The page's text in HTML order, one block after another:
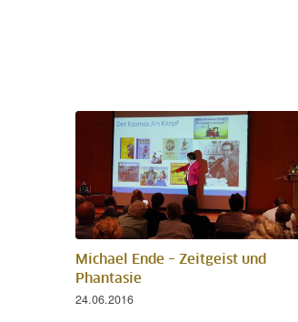
Michael Ende – Zeitgeist und
Phantasie
24.06.2016